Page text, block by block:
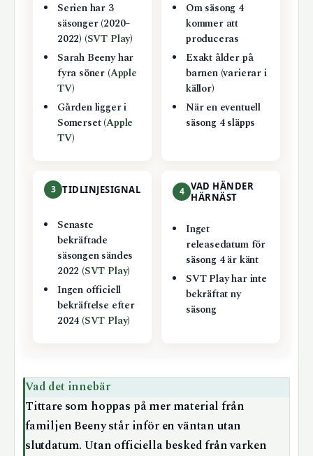
Serien har 3
säsonger (2020–
2022) (SVT Play)
Sarah Beeny har
fyra söner (Apple
TV)
Gården ligger i
Somerset (Apple
TV)
Om säsong 4
kommer att
produceras
Exakt ålder på
barnen (varierar i
källor)
När en eventuell
säsong 4 släpps
3 TIDLINJESIGNAL
Senaste
bekräftade
säsongen sändes
2022 (SVT Play)
Ingen officiell
bekräftelse efter
2024 (SVT Play)
4 VAD HÄNDER
HÄRNÄST
Inget
releasedatum för
säsong 4 är känt
SVT Play har inte
bekräftat ny
säsong
Vad det innebär
Tittare som hoppas på mer material från
familjen Beeny står inför en väntan utan
slutdatum. Utan officiella besked från varken